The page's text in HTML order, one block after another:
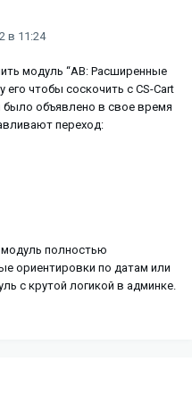
в 11:24
модуль “AB: Расширенные
его чтобы соскочить с CS-Cart
было объявлено в свое время
переход:
модуль полностью
ориентировки по датам или
с крутой логикой в админке.